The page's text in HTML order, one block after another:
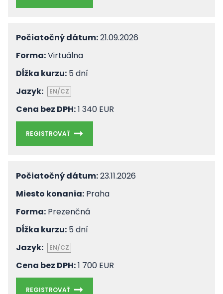
Počiatočný dátum:21.09.2026
Forma:Virtuálna
Dĺžka kurzu: 5 dní
Jazyk:
EN/CZ
Cena bez DPH:1 340 EUR
REGISTROVAŤ
Počiatočný dátum:23.11.2026
Miesto konania: Praha
Forma: Prezenčná
Dĺžka kurzu: 5 dní
Jazyk:
EN/CZ
Cena bez DPH:1 700 EUR
REGISTROVAŤ